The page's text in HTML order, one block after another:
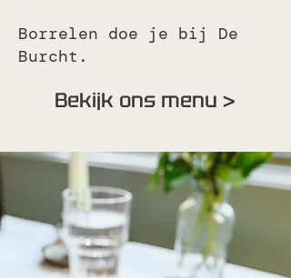
Borrelen doe je bij De
Burcht.
Bekijk ons menu >